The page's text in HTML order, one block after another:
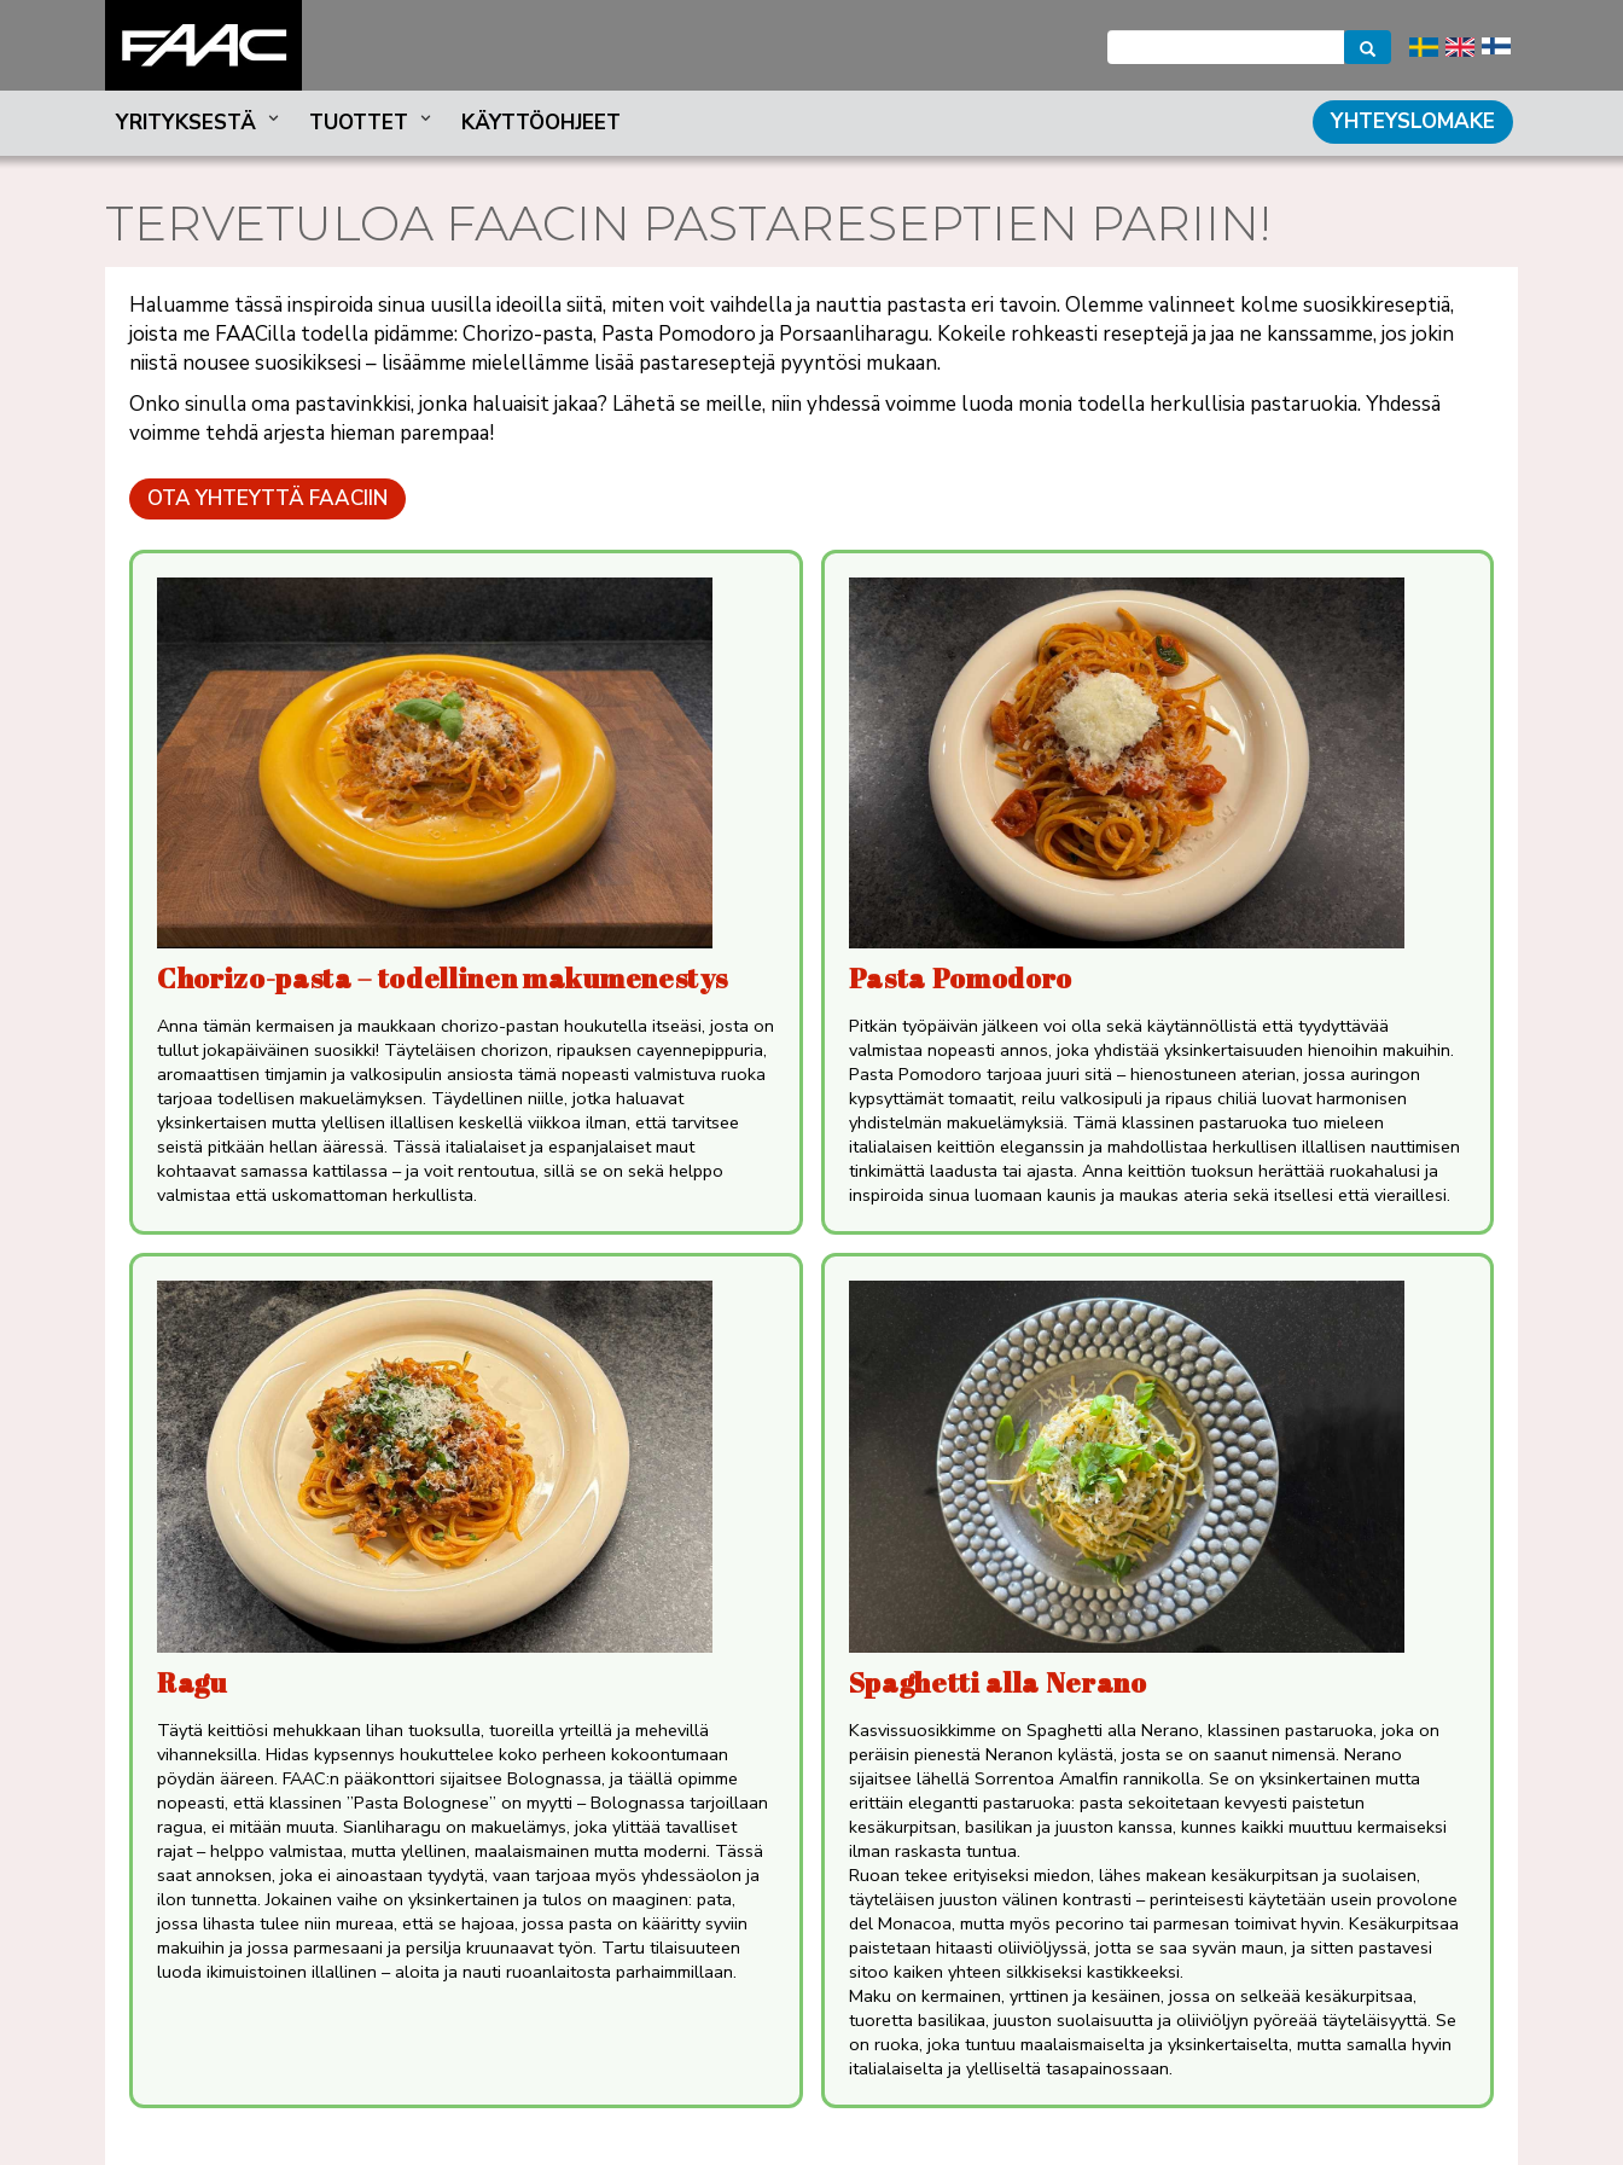
YRITYKSESTÄ TUOTTET KÄYTTÖOHJEET YHTEYSLOMAKE
TERVETULOA FAACIN PASTARESEPTIEN PARIIN!
Haluamme tässä inspiroida sinua uusilla ideoilla siitä, miten voit vaihdella ja nauttia pastasta eri tavoin. Olemme valinneet kolme suosikkireseptiä,
joista me FAACilla todella pidämme: Chorizo-pasta, Pasta Pomodoro ja Porsaanliharagu. Kokeile rohkeasti reseptejä ja jaa ne kanssamme, jos jokin
niistä nousee suosikiksesi – lisäämme mielellämme lisää pastareseptejä pyyntösi mukaan.
Onko sinulla oma pastavinkkisi, jonka haluaisit jakaa? Lähetä se meille, niin yhdessä voimme luoda monia todella herkullisia pastaruokia. Yhdessä
voimme tehdä arjesta hieman parempaa!
OTA YHTEYTTÄ FAACIIN
Chorizo-pasta – todellinen makumenestys
Anna tämän kermaisen ja maukkaan chorizo-pastan houkutella itseäsi, josta on
tullut jokapäiväinen suosikki! Täyteläisen chorizon, ripauksen cayennepippuria,
aromaattisen timjamin ja valkosipulin ansiosta tämä nopeasti valmistuva ruoka
tarjoaa todellisen makuelämyksen. Täydellinen niille, jotka haluavat
yksinkertaisen mutta ylellisen illallisen keskellä viikkoa ilman, että tarvitsee
seistä pitkään hellan ääressä. Tässä italialaiset ja espanjalaiset maut
kohtaavat samassa kattilassa – ja voit rentoutua, sillä se on sekä helppo
valmistaa että uskomattoman herkullista.
Pasta Pomodoro
Pitkän työpäivän jälkeen voi olla sekä käytännöllistä että tyydyttävää
valmistaa nopeasti annos, joka yhdistää yksinkertaisuuden hienoihin makuihin.
Pasta Pomodoro tarjoaa juuri sitä – hienostuneen aterian, jossa auringon
kypsyttämät tomaatit, reilu valkosipuli ja ripaus chiliä luovat harmonisen
yhdistelmän makuelämyksiä. Tämä klassinen pastaruoka tuo mieleen
italialaisen keittiön eleganssin ja mahdollistaa herkullisen illallisen nauttimisen
tinkimättä laadusta tai ajasta. Anna keittiön tuoksun herättää ruokahalusi ja
inspiroida sinua luomaan kaunis ja maukas ateria sekä itsellesi että vieraillesi.
Ragu
Täytä keittiösi mehukkaan lihan tuoksulla, tuoreilla yrteillä ja mehevillä
vihanneksilla. Hidas kypsennys houkuttelee koko perheen kokoontumaan
pöydän ääreen. FAAC:n pääkonttori sijaitsee Bolognassa, ja täällä opimme
nopeasti, että klassinen ”Pasta Bolognese” on myytti – Bolognassa tarjoillaan
ragua, ei mitään muuta. Sianliharagu on makuelämys, joka ylittää tavalliset
rajat – helppo valmistaa, mutta ylellinen, maalaismainen mutta moderni. Tässä
saat annoksen, joka ei ainoastaan ​​tyydytä, vaan tarjoaa myös yhdessäolon ja
ilon tunnetta. Jokainen vaihe on yksinkertainen ja tulos on maaginen: pata,
jossa lihasta tulee niin mureaa, että se hajoaa, jossa pasta on kääritty syviin
makuihin ja jossa parmesaani ja persilja kruunaavat työn. Tartu tilaisuuteen
luoda ikimuistoinen illallinen – aloita ja nauti ruoanlaitosta parhaimmillaan.
Spaghetti alla Nerano
Kasvissuosikkimme on Spaghetti alla Nerano, klassinen pastaruoka, joka on
peräisin pienestä Neranon kylästä, josta se on saanut nimensä. Nerano
sijaitsee lähellä Sorrentoa Amalfin rannikolla. Se on yksinkertainen mutta
erittäin elegantti pastaruoka: pasta sekoitetaan kevyesti paistetun
kesäkurpitsan, basilikan ja juuston kanssa, kunnes kaikki muuttuu kermaiseksi
ilman raskasta tuntua.
Ruoan tekee erityiseksi miedon, lähes makean kesäkurpitsan ja suolaisen,
täyteläisen juuston välinen kontrasti – perinteisesti käytetään usein provolone
del Monacoa, mutta myös pecorino tai parmesan toimivat hyvin. Kesäkurpitsaa
paistetaan hitaasti oliiviöljyssä, jotta se saa syvän maun, ja sitten pastavesi
sitoo kaiken yhteen silkkiseksi kastikkeeksi.
Maku on kermainen, yrttinen ja kesäinen, jossa on selkeää kesäkurpitsaa,
tuoretta basilikaa, juuston suolaisuutta ja oliiviöljyn pyöreää täyteläisyyttä. Se
on ruoka, joka tuntuu maalaismaiselta ja yksinkertaiselta, mutta samalla hyvin
italialaiselta ja ylelliseltä tasapainossaan.